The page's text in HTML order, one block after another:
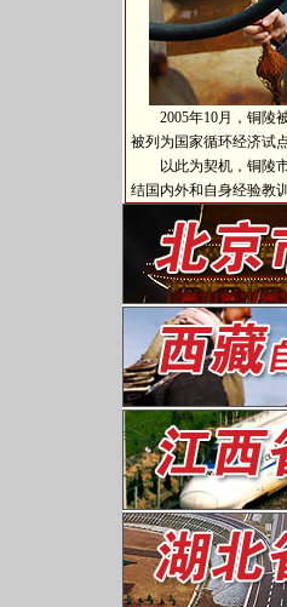
2005年10月，铜陵被
被列为国家循环经济试
以此为契机，铜陵市
结国内外和自身经验教